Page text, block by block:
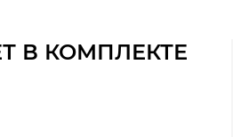
В КОМПЛЕКТЕ